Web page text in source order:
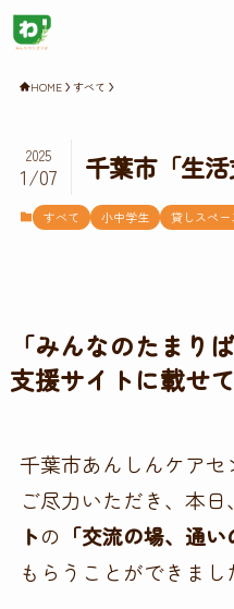
HOME すべて
千葉市「生
2025
1/07
すべて 小中学生 貸しスペー
「みんなのたまり
支援サイトに載せ
千葉市あんしんケア
ご尽力いただき、本日、
トの 「交流の場、通い
もらうことができまし